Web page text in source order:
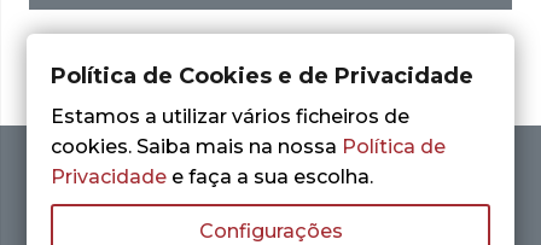
Política de Cookies e de Privacidade
Estamos a utilizar vários ficheiros de
cookies. Saiba mais na nossa Política de
Privacidade e faça a sua escolha.
Configurações